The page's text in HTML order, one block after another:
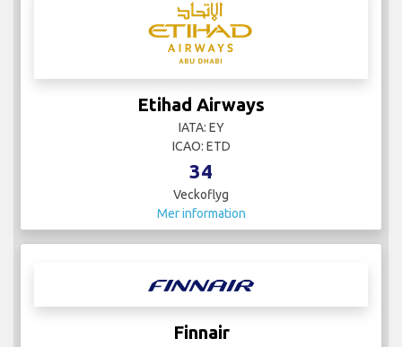
Etihad Airways
IATA: EY
ICAO: ETD
34
Veckoflyg
Mer information
Finnair